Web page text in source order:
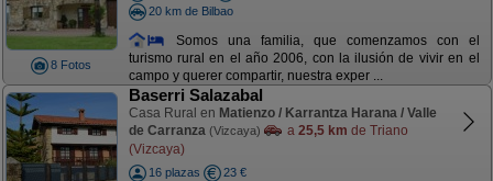
8 Fotos
20 km de Bilbao
Somos una familia, que comenzamos con el
turismo rural en el año 2006, con la ilusión de vivir en el
campo y querer compartir, nuestra exper ...
Baserri Salazabal
Casa Rural en Matienzo / Karrantza Harana / Valle
de Carranza (Vizcaya) a 25,5 km de Triano
(Vizcaya)
16 plazas
23 €